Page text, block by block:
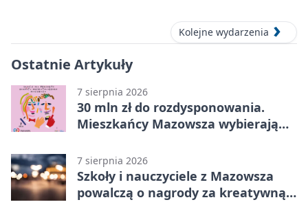
Kolejne wydarzenia
Ostatnie Artykuły
7 sierpnia 2026
30 mln zł do rozdysponowania.
Mieszkańcy Mazowsza wybierają
7 sierpnia 2026
Szkoły i nauczyciele z Mazowsza
powalczą o nagrody za kreatywną